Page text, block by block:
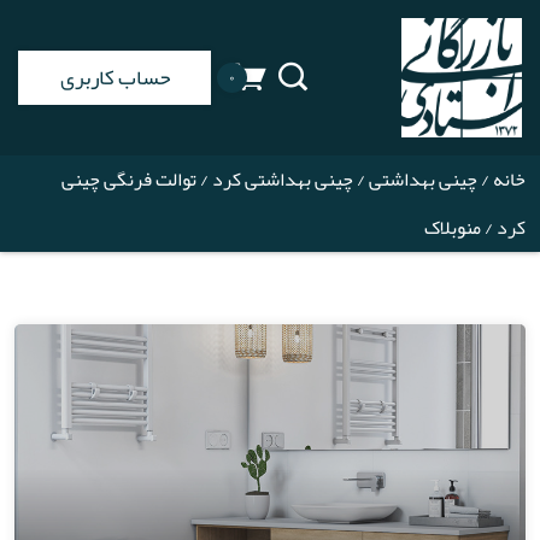
۰ حساب کاربری
خانه/چینی بهداشتی/چینی بهداشتی کرد/توالت فرنگی چینی
کرد/ منوبلاک